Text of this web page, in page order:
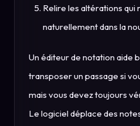
Relire les altérations qui
naturellement dans la
Un éditeur de notation aide
transposer un passage si
mais vous devez toujours
Le logiciel déplace des